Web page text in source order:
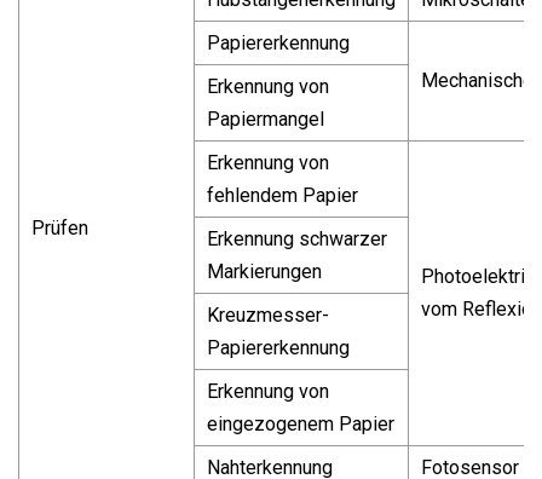
Prüfen
Papiererkennung
Erkennung von
Papiermangel
Erkennung von
fehlendem Papier
vom
Erkennung schwarzer
Markierungen
Kreuzmesser-
Papiererkennung
Erkennung von
eingezogenem Papier
Nahterkennung
Fotosensor